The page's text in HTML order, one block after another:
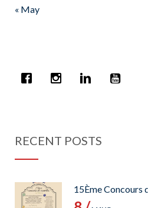
« May
RECENT POSTS
15Ème Concours